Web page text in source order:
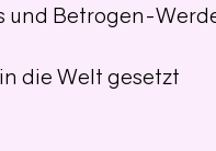
und Betrogen-
die Welt gesetzt